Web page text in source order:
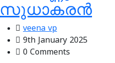
സുധാകരന്‍
veena vp
9th January 2025
0 Comments